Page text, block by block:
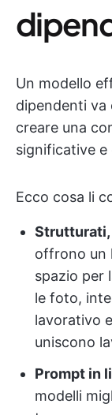
Un modello
dipendenti
creare una
significative e
Ecco cosa li
Strutturati,
offrono un
spazio per
le foto,
lavorativo
uniscono
Prompt in
modelli